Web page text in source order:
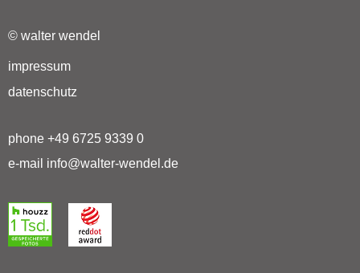
© walter wendel
impressum
datenschutz
phone +49 6725 9339 0
e-mail info@walter-wendel.de